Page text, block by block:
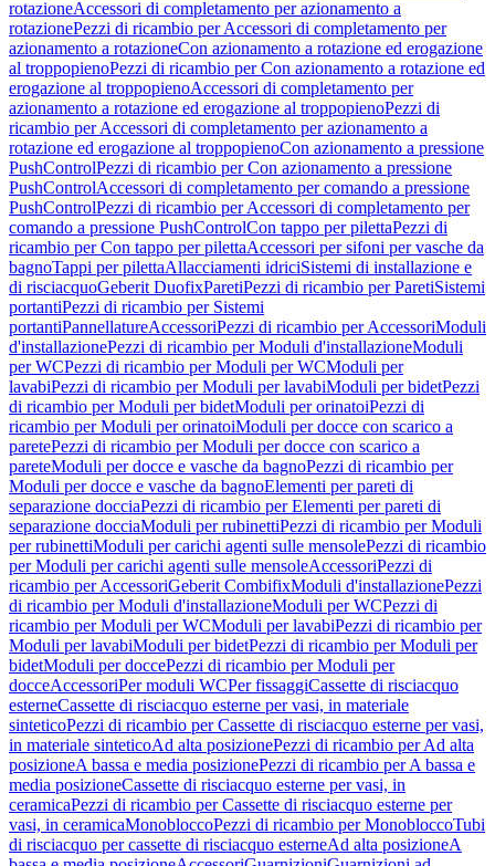
rotazioneAccessori di completamento per azionamento a
rotazionePezzi di ricambio per Accessori di completamento per
azionamento a rotazioneCon azionamento a rotazione ed erogazione
al troppopienoPezzi di ricambio per Con azionamento a rotazione ed
erogazione al troppopienoAccessori di completamento per
azionamento a rotazione ed erogazione al troppopienoPezzi di
ricambio per Accessori di completamento per azionamento a
rotazione ed erogazione al troppopienoCon azionamento a pressione
PushControlPezzi di ricambio per Con azionamento a pressione
PushControlAccessori di completamento per comando a pressione
PushControlPezzi di ricambio per Accessori di completamento per
comando a pressione PushControlCon tappo per pilettaPezzi di
ricambio per Con tappo per pilettaAccessori per sifoni per vasche da
bagnoTappi per pilettaAllacciamenti idriciSistemi di installazione e
di risciacquoGeberit DuofixParetiPezzi di ricambio per ParetiSistemi
portantiPezzi di ricambio per Sistemi
portantiPannellatureAccessoriPezzi di ricambio per AccessoriModuli
d'installazionePezzi di ricambio per Moduli d'installazioneModuli
per WCPezzi di ricambio per Moduli per WCModuli per
lavabiPezzi di ricambio per Moduli per lavabiModuli per bidetPezzi
di ricambio per Moduli per bidetModuli per orinatoiPezzi di
ricambio per Moduli per orinatoiModuli per docce con scarico a
paretePezzi di ricambio per Moduli per docce con scarico a
pareteModuli per docce e vasche da bagnoPezzi di ricambio per
Moduli per docce e vasche da bagnoElementi per pareti di
separazione docciaPezzi di ricambio per Elementi per pareti di
separazione docciaModuli per rubinettiPezzi di ricambio per Moduli
per rubinettiModuli per carichi agenti sulle mensolePezzi di ricambio
per Moduli per carichi agenti sulle mensoleAccessoriPezzi di
ricambio per AccessoriGeberit CombifixModuli d'installazionePezzi
di ricambio per Moduli d'installazioneModuli per WCPezzi di
ricambio per Moduli per WCModuli per lavabiPezzi di ricambio per
Moduli per lavabiModuli per bidetPezzi di ricambio per Moduli per
bidetModuli per doccePezzi di ricambio per Moduli per
docceAccessoriPer moduli WCPer fissaggiCassette di risciacquo
esterneCassette di risciacquo esterne per vasi, in materiale
sinteticoPezzi di ricambio per Cassette di risciacquo esterne per vasi,
in materiale sinteticoAd alta posizionePezzi di ricambio per Ad alta
posizioneA bassa e media posizionePezzi di ricambio per A bassa e
media posizioneCassette di risciacquo esterne per vasi, in
ceramicaPezzi di ricambio per Cassette di risciacquo esterne per
vasi, in ceramicaMonobloccoPezzi di ricambio per MonobloccoTubi
di risciacquo per cassette di risciacquo esterneAd alta posizioneA